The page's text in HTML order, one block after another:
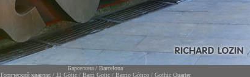
Барселона / Barcelona
Готический квартал / El Gòtic / Barri Gotic / Barrio Gótico / Gothic Quarter